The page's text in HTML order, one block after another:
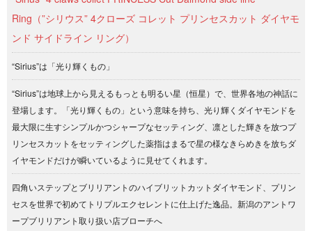
Ring（”シリウス” 4クローズ コレット プリンセスカット ダイヤモ
ンド サイドライン リング）
“Sirius”は「光り輝くもの」
“Sirius”は地球上から見えるもっとも明るい星（恒星）で、世界各地の神話に
登場します。「光り輝くもの」という意味を持ち、光り輝くダイヤモンドを
最大限に生すシンプルかつシャープなセッティング、凛とした輝きを放つプ
リンセスカットをセッティングした薬指はまるで星の様なきらめきを放ちダ
イヤモンドだけが瞬いているように見せてくれます。
四角いステップとブリリアントのハイブリットカットダイヤモンド、プリン
セスを世界で初めてトリプルエクセレントに仕上げた逸品。新潟のアントワ
ープブリリアント取り扱い店ブローチへ